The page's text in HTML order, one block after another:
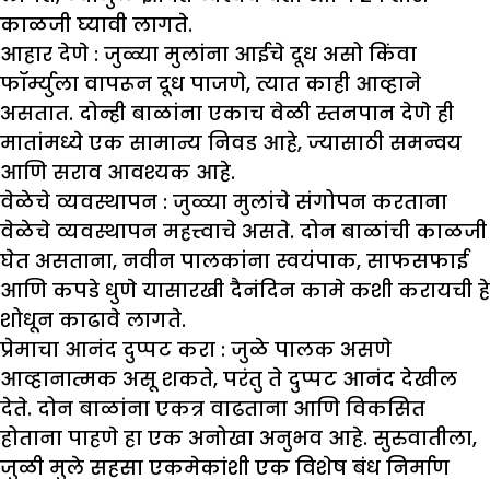
काळजी घ्यावी लागते.
आहार देणे : जुळ्या मुलांना आईचे दूध असो किंवा
फॉर्म्युला वापरून दूध पाजणे, त्यात काही आव्हाने
असतात. दोन्ही बाळांना एकाच वेळी स्तनपान देणे ही
मातांमध्ये एक सामान्य निवड आहे, ज्यासाठी समन्वय
आणि सराव आवश्यक आहे.
वेळेचे व्यवस्थापन : जुळ्या मुलांचे संगोपन करताना
वेळेचे व्यवस्थापन महत्त्वाचे असते. दोन बाळांची काळजी
घेत असताना, नवीन पालकांना स्वयंपाक, साफसफाई
आणि कपडे धुणे यासारखी दैनंदिन कामे कशी करायची हे
शोधून काढावे लागते.
प्रेमाचा आनंद दुप्पट करा : जुळे पालक असणे
आव्हानात्मक असू शकते, परंतु ते दुप्पट आनंद देखील
देते. दोन बाळांना एकत्र वाढताना आणि विकसित
होताना पाहणे हा एक अनोखा अनुभव आहे. सुरुवातीला,
जुळी मुले सहसा एकमेकांशी एक विशेष बंध निर्माण